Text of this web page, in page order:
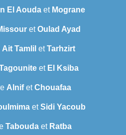
El Aouda et Mograne
etOulad Ayad
Ait Tamlil etTarhzirt
et El Ksiba
AlnifetChouafaa
etSidi Yacoub
Tabouda et Ratba